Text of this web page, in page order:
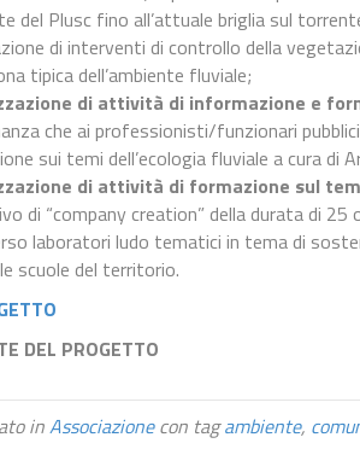
del Plusc fino all’attuale briglia sul
di interventi di controllo della
tipica dell’ambiente fluviale;
di attività di informazione e
che ai professionisti/funzionari
sui temi dell’ecologia fluviale a cura di
di attività di formazione sul
di “company creation” della durata di 25
laboratori ludo tematici in tema di
scuole del territorio.
DEL PROGETTO
inAssociazionecon tagambiente,